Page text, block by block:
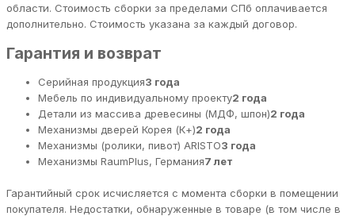
области. Стоимость сборки за пределами СПб оплачивается
дополнительно. Стоимость указана за каждый договор.
Гарантия и возврат
Серийная продукция3 года
Мебель по индивидуальному проекту2 года
Детали из массива древесины (МДФ, шпон)2 года
Механизмы дверей Корея (К+)2 года
Механизмы (ролики, пивот) ARISTO3 года
Механизмы RaumPlus, Германия7 лет
Гарантийный срок исчисляется с момента сборки в помещении
покупателя. Недостатки, обнаруженные в товаре (в том числе в